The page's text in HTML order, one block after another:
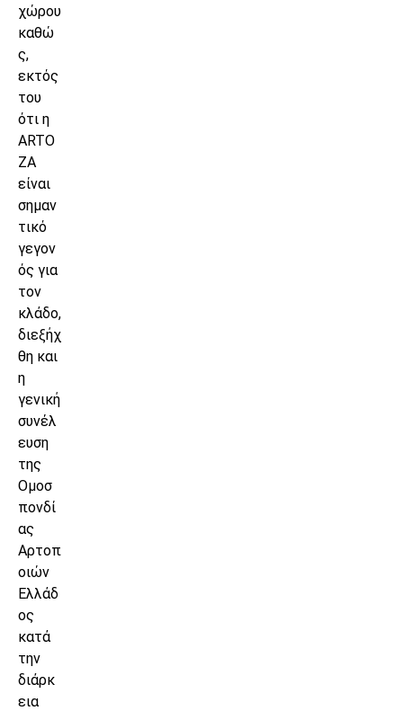
χώρου
καθώ
ς,
εκτός
του
ότι η
ARTO
ZA
είναι
σημαν
τικό
γεγον
ός για
τον
κλάδο,
διεξήχ
θη και
η
γενική
συνέλ
ευση
της
Ομοσ
πονδί
ας
Αρτοπ
οιών
Ελλάδ
ος
κατά
την
διάρκ
εια